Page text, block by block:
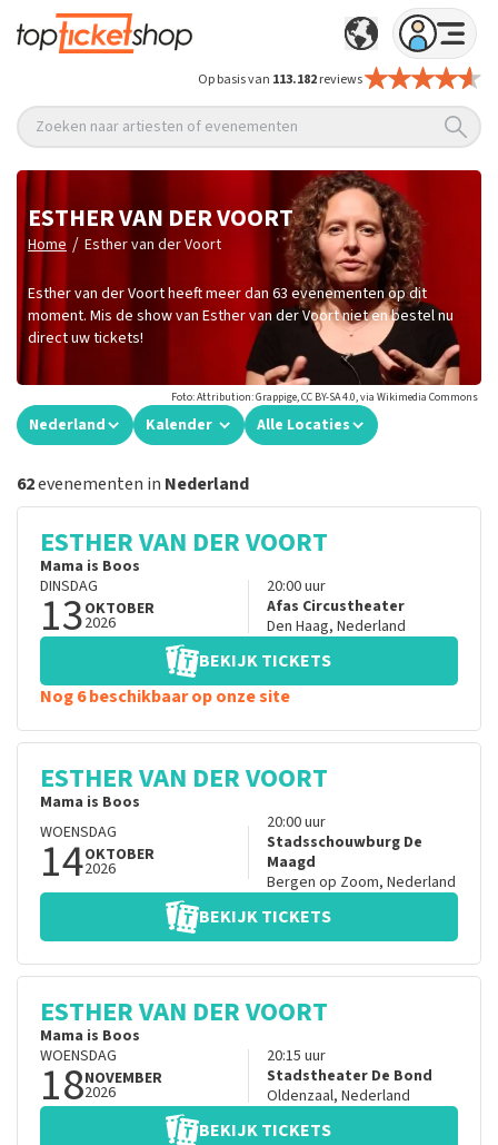
Op basis van 113.182reviews
Zoeken naar artiesten of evenementen
ESTHER VAN DER VOORT
Home / Esther van der Voort
Esther van der Voort heeft meer dan 63 evenementen op dit
moment. Mis de show van Esther van der Voort niet en bestel nu
direct uw tickets!
Foto: Attribution: Grappige, CC BY-SA 4.0, via Wikimedia Commons
Nederland Kalender Alle Locaties
62evenementen in Nederland
ESTHER VAN DER VOORT
Mama is Boos
DINSDAG
13OKTOBER
2026
20:00uur
Afas Circustheater
Den Haag, Nederland
BEKIJK TICKETS
Nog 6 beschikbaar op onze site
ESTHER VAN DER VOORT
Mama is Boos
WOENSDAG
14OKTOBER
2026
20:00uur
Stadsschouwburg De
Maagd
Bergen op Zoom, Nederland
BEKIJK TICKETS
ESTHER VAN DER VOORT
Mama is Boos
WOENSDAG
18NOVEMBER
2026
20:15 uur
Stadstheater De Bond
Oldenzaal, Nederland
BEKIJK TICKETS